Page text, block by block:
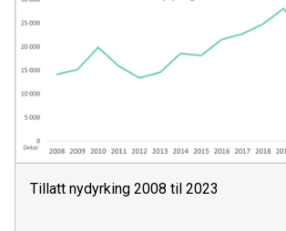
Tillatt nydyrking 2008 til 2023